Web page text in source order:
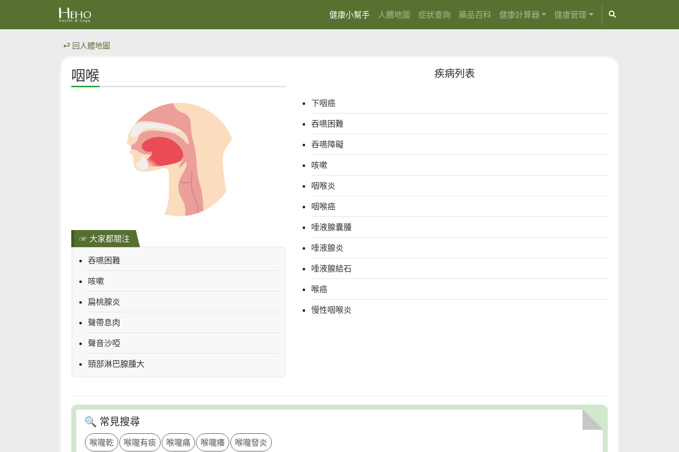
健康小幫手 (current)
人體地圖 症狀查詢 藥品百科 健康計算器 健康管理
⏎ 回人體地圖
咽喉
☞ 大家都關注
吞嚥困難
咳嗽
扁桃腺炎
聲帶息肉
聲音沙啞
頸部淋巴腺腫大
疾病列表
下咽癌
吞嚥困難
吞嚥障礙
咳嗽
咽喉炎
咽喉癌
唾液腺囊腫
唾液腺炎
唾液腺結石
喉癌
慢性咽喉炎
🔍 常見搜尋
喉嚨乾 喉嚨有痰 喉嚨痛 喉嚨癢 喉嚨發炎